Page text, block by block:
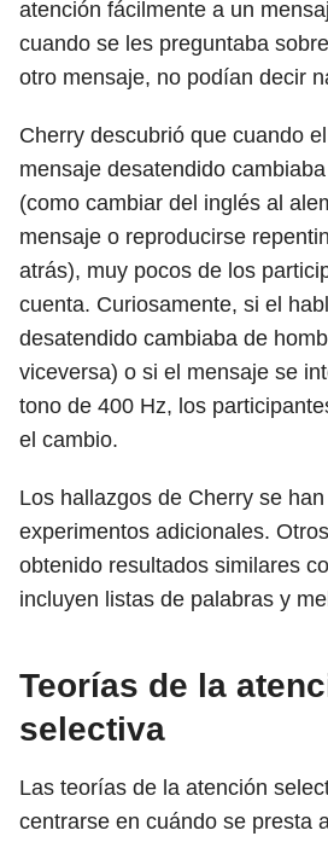
atención fácilmente a un
cuando se les preguntaba
otro mensaje, no podían decir
Cherry descubrió que cuando
mensaje desatendido
(como cambiar del inglés al
mensaje o reproducirse
atrás), muy pocos de los
cuenta. Curiosamente, si el
desatendido cambiaba de
viceversa) o si el mensaje se
tono de 400 Hz, los
el cambio.
Los hallazgos de Cherry se
experimentos adicionales.
obtenido resultados similares
incluyen listas de palabras y
Teorías de la
selectiva
Las teorías de la atención
centrarse en cuándo se presta